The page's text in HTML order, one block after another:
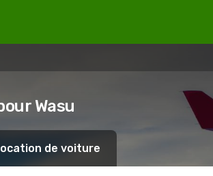
Wasu
de voiture